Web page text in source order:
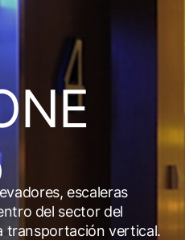
escaleras
del sector del
transportación vertical.